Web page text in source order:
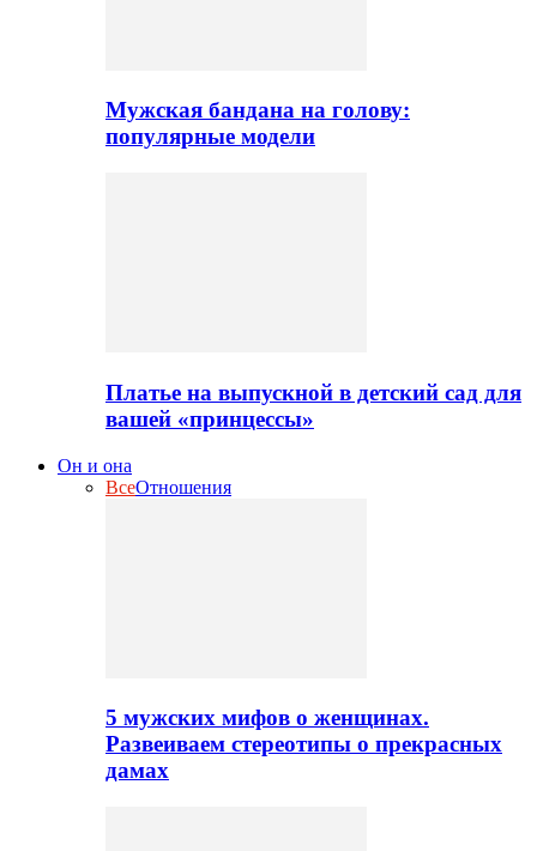
Мужская бандана на голову:
популярные модели
Платье на выпускной в детский сад для
вашей «принцессы»
Он и она
ВсеОтношения
5 мужских мифов о женщинах.
Развеиваем стереотипы о прекрасных
дамах